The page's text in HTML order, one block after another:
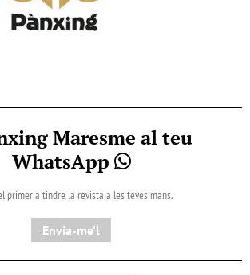
Maresme al teu
WhatsApp
primer a tindre la revista a les teves mans.
Envia-me'l